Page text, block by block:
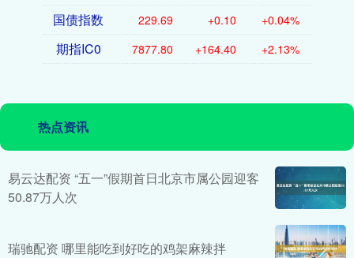
国债指数 229.69 +0.10 +0.04%
期指IC0 7877.80 +164.40 +2.13%
热点资讯
易云达配资 “五一”假期首日北京市属公园迎客
50.87万人次
瑞驰配资 哪里能吃到好吃的鸡架麻辣拌